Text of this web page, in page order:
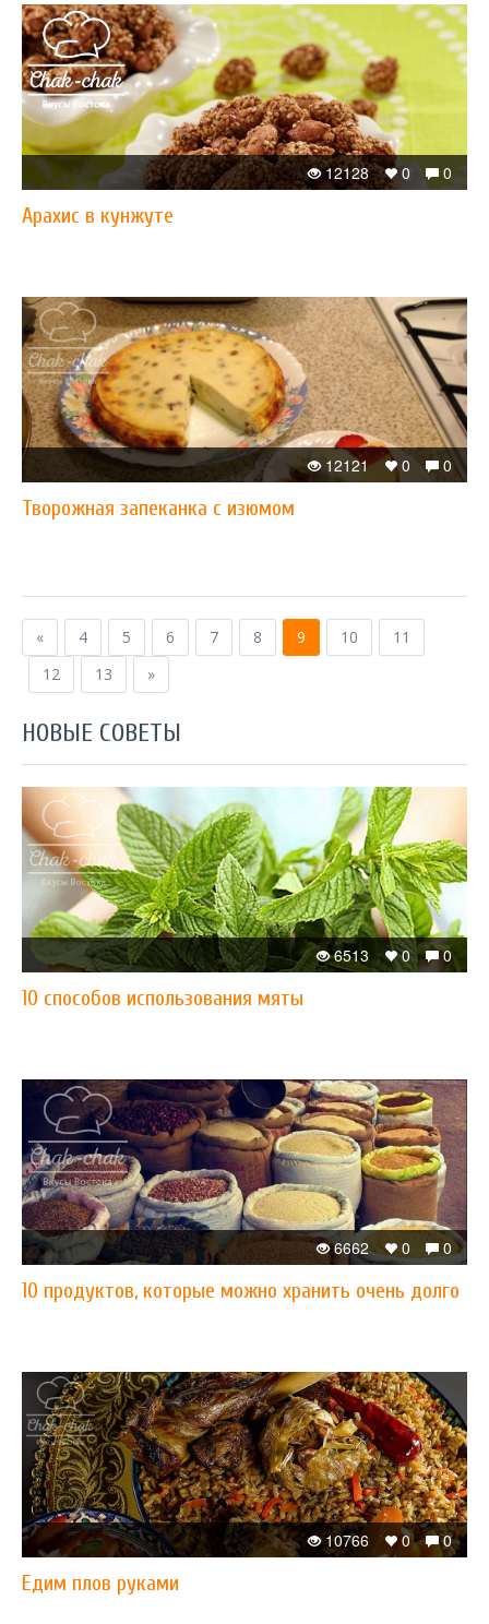
0
0
12128
Арахис в кунжуте
0
0
12121
Творожная запеканка с изюмом
« 4 5 6 7 8 9 10
11
12
13 »
НОВЫЕ СОВЕТЫ
0
0
6513
10 способов использования мяты
0
0
6662
10 продуктов, которые можно хранить очень долго
0
0
10766
​Едим плов руками